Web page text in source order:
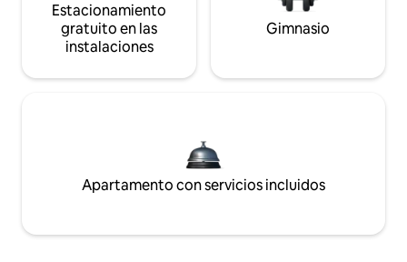
Estacionamiento
gratuito en las
instalaciones
Gimnasio
Apartamento con servicios incluidos